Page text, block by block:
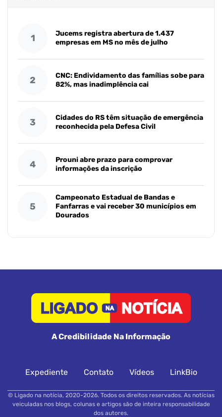
1
Jucems registra abertura de 1.437
empresas em MS no mês de julho
2
CNC: Endividamento das famílias sobe para
82%, mas inadimplência cai
3
Cidades do RS têm situação de emergência
reconhecida pela Defesa Civil
4
Prouni abre prazo para comprovar
informações da inscrição
5
Campeonato Estadual de Bandas e
Fanfarras e vai receber 30 municípios em
Dourados
A Credibilidade Na Informação
Expediente Contato Vídeos LinkBio
© Ligado na notícia, 2020-2026. Todos os direitos reservados. As notícias
veiculadas nos blogs, colunas e artigos são de inteira responsabilidade
dos autores.